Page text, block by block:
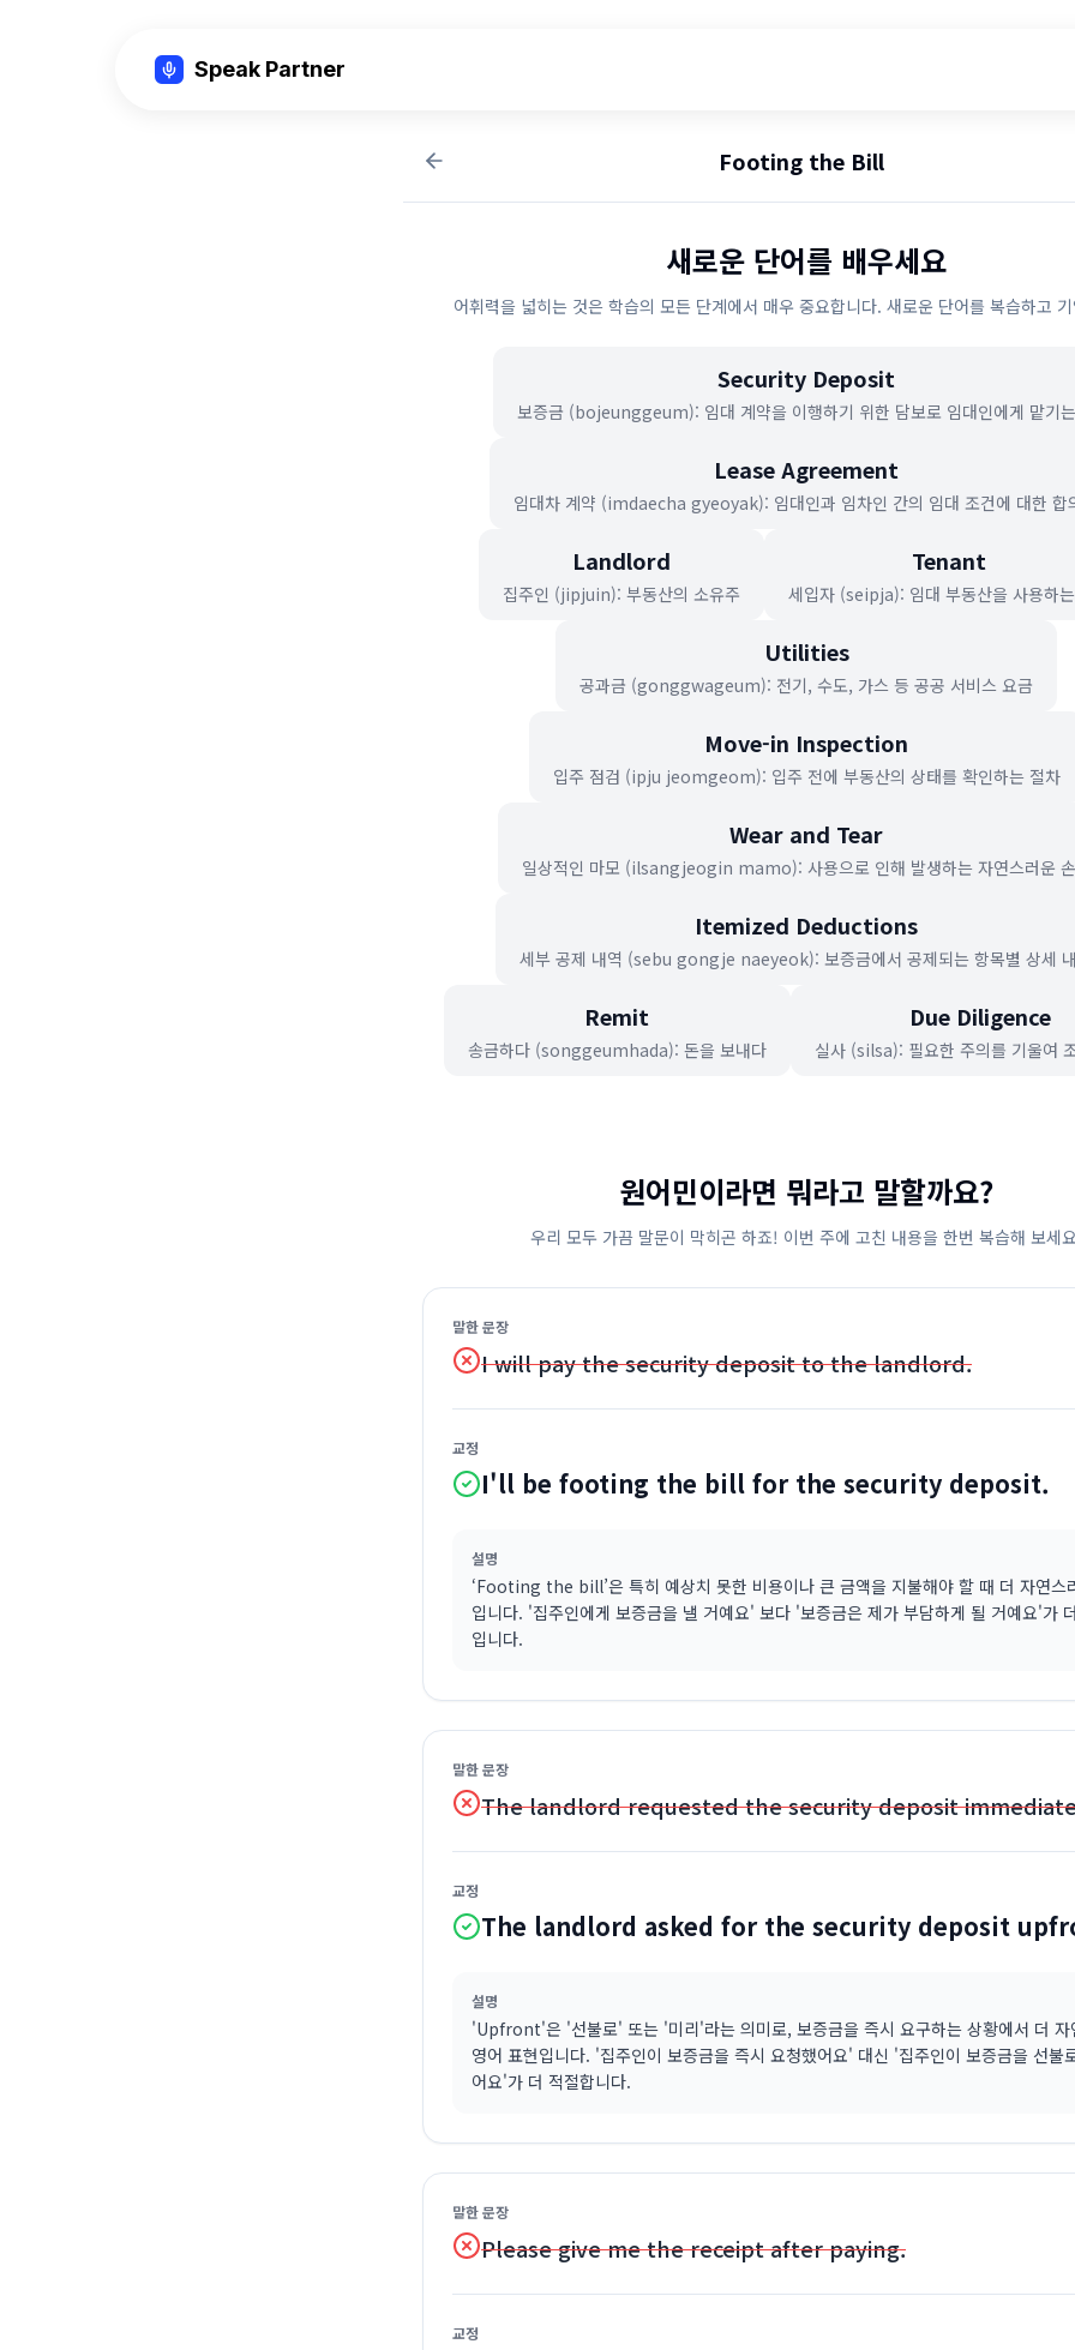
Speak Partner
Footing the Bill
새로운 단어를 배우세요
어휘력을 넓히는 것은 학습의 모든 단계에서 매우 중요합니다. 새로운 단어를 복습하고
Security Deposit
보증금 (bojeunggeum): 임대 계약을 이행하기 위한 담보로 임대인에게 맡기
Lease Agreement
임대차 계약 (imdaecha gyeoyak): 임대인과 임차인 간의 임대 조건에 대한 합
Landlord
집주인 (jipjuin): 부동산의 소유주
Tenant
세입자 (seipja): 임대 부동산을 사용하
Utilities
공과금 (gonggwageum): 전기, 수도, 가스 등 공공 서비스 요금
Move-in Inspection
입주 점검 (ipju jeomgeom): 입주 전에 부동산의 상태를 확인하는 절차
Wear and Tear
일상적인 마모 (ilsangjeogin mamo): 사용으로 인해 발생하는 자연스러운
Itemized Deductions
세부 공제 내역 (sebu gongje naeyeok): 보증금에서 공제되는 항목별 상세
Remit
송금하다 (songgeumhada): 돈을 보내다
Due Diligence
실사 (silsa): 필요한 주의를 기울여
원어민이라면 뭐라고 말할까요?
우리 모두 가끔 말문이 막히곤 하죠! 이번 주에 고친 내용을 한번 복습해 보세
말한 문장
I will pay the security deposit to the landlord.
교정
I'll be footing the bill for the security deposit.
설명
‘Footing the bill’은 특히 예상치 못한 비용이나 큰 금액을 지불해야 할 때 더 자연스
입니다. '집주인에게 보증금을 낼 거예요' 보다 '보증금은 제가 부담하게 될 거예요'가
입니다.
말한 문장
The landlord requested the security deposit
교정
The landlord asked for the security deposit
설명
'Upfront'은 '선불로' 또는 '미리'라는 의미로, 보증금을 즉시 요구하는 상황에서 더 자
영어 표현입니다. '집주인이 보증금을 즉시 요청했어요' 대신 '집주인이 보증금을 선불
어요'가 더 적절합니다.
말한 문장
Please give me the receipt after paying.
교정